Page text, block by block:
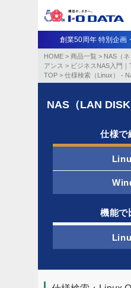
創業50周年 特別企画
HOME > 商品一覧 > NAS（
アンス​ > ビジネスNAS入門
TOP > 仕様検索（Linux） -
NAS（LAN
仕様で
機能で